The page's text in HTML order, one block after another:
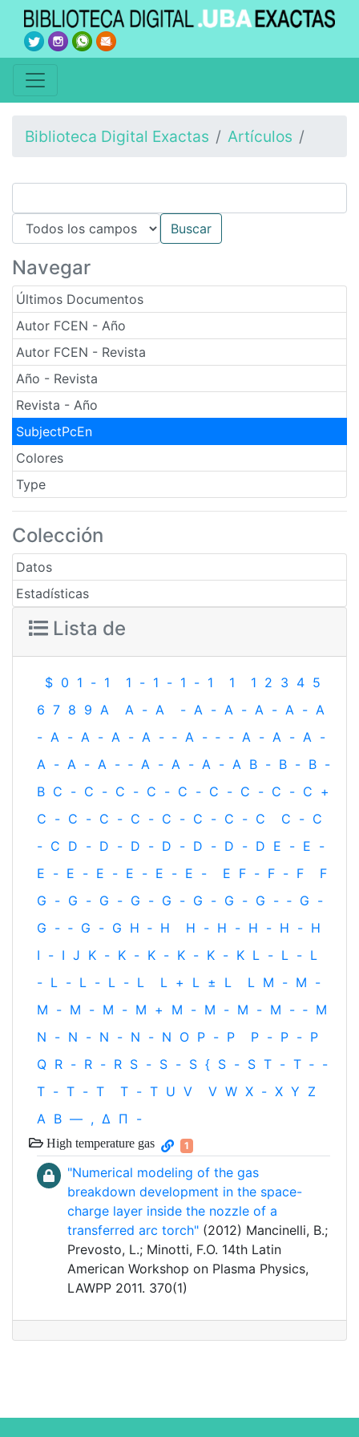
Biblioteca Digital Exactas Artículos
Navegar
Últimos Documentos
Autor FCEN - Año
Autor FCEN - Revista
Año - Revista
Revista - Año
SubjectPcEn
Colores
Type
Colección
Datos
Estadísticas
Lista de
$ 0 1 - 1 1 - 1 - 1 - 1 1 1 2 3 4 5
6 7 8 9 A A - A - A - A - A - A - A
- A - A - A - A - ‐ A - ‐ - A - A - A -
A - A - A - ‐ A - A - A - A B - B - B -
B C - C - C - C - C - C - C - C - C +
C - C - C - C - C - C - C - C C - C
- C D - D - D - D - D - D - D E - E -
E - E - E - E - E - E - E F - F - F
F
G - G - G - G - G - G - G - G - ‐ G -
G - ‐ G - G H ‐ H H - H - H - H - H
I - I J K - K - K - K - K - K L - L - L
- L - L - L - L L + L ± L L M - M -
M - M - M - M + M - M - M - M - ‐ M
N - N - N - N - N O P - P P - P - P
Q R - R - R S - S - S { S - S T - T ‐ -
T - T - T T - T U V V W X - X Y Z
Α Β — , Δ Π -
High temperature gas 1
"Numerical modeling of the gas
breakdown development in the space-
charge layer inside the nozzle of a
transferred arc torch" (2012) Mancinelli, B.;
Prevosto, L.; Minotti, F.O. 14th Latin
American Workshop on Plasma Physics,
LAWPP 2011. 370(1)